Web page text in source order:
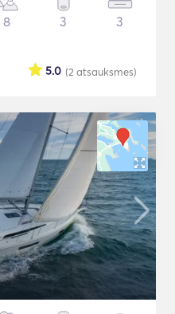
8 3 3
(2 atsauksmes)
5.0